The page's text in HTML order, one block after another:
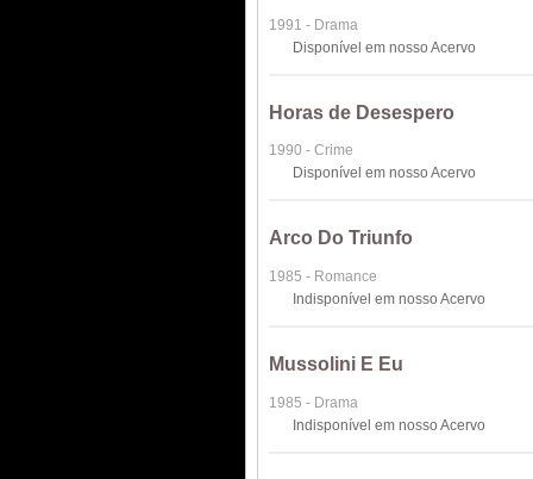
1991 - Drama
Disponível em nosso Acervo
Horas de Desespero
1990 - Crime
Disponível em nosso Acervo
Arco Do Triunfo
1985 - Romance
Indisponível em nosso Acervo
Mussolini E Eu
1985 - Drama
Indisponível em nosso Acervo